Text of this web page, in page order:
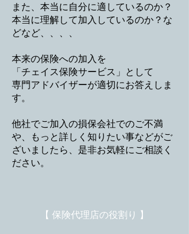
また、本当に自分に適しているのか？
本当に理解して加入しているのか？な
どなど、、、、
本来の保険への加入を
「チェイス保険サービス」として
専門アドバイザーが適切にお答えしま
す。
他社でご加入の損保会社でのご不満
や、もっと詳しく知りたい事などがご
ざいましたら、是非お気軽にご相談く
ださい。
【 保険代理店の役割り 】